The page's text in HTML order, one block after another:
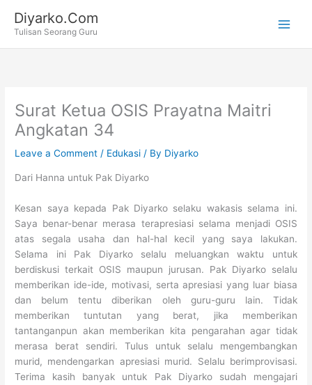
content
Diyarko.Com
Tulisan Seorang Guru
Surat Ketua OSIS Prayatna Maitri
Angkatan 34
Leave a Comment / Edukasi / By Diyarko
Dari Hanna untuk Pak Diyarko
Kesan saya kepada Pak Diyarko selaku wakasis selama ini.
Saya benar-benar merasa terapresiasi selama menjadi OSIS
atas segala usaha dan hal-hal kecil yang saya lakukan.
Selama ini Pak Diyarko selalu meluangkan waktu untuk
berdiskusi terkait OSIS maupun jurusan. Pak Diyarko selalu
memberikan ide-ide, motivasi, serta apresiasi yang luar biasa
dan belum tentu diberikan oleh guru-guru lain. Tidak
memberikan tuntutan yang berat, jika memberikan
tantanganpun akan memberikan kita pengarahan agar tidak
merasa berat sendiri. Tulus untuk selalu mengembangkan
murid, mendengarkan apresiasi murid. Selalu berimprovisasi.
Terima kasih banyak untuk Pak Diyarko sudah mengajari